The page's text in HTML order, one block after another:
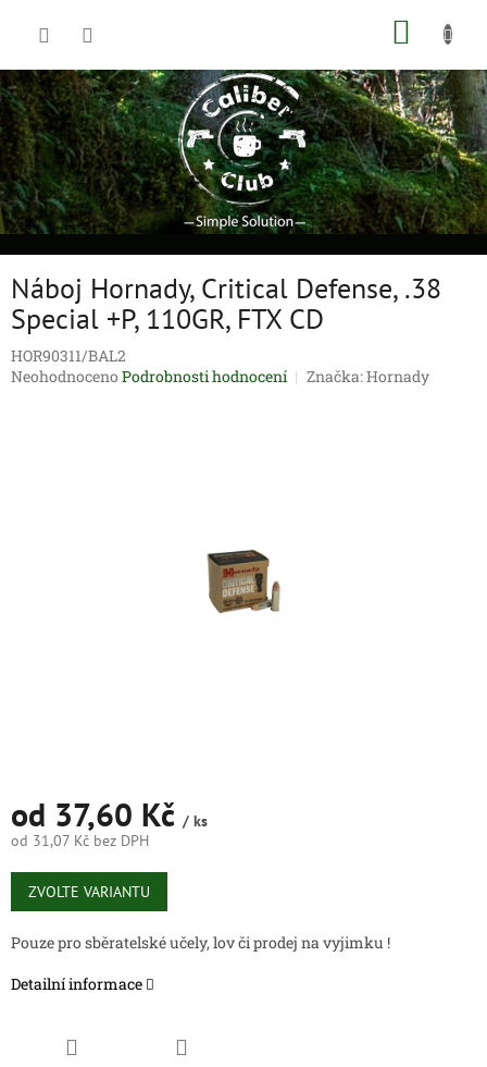
Náboj Hornady, Critical Defense, .38
Special +P, 110GR, FTX CD
HOR90311/BAL2
Průměrné
Neohodnoceno Podrobnosti hodnocení Značka:Hornady
od 37,60 Kč / ks
od 31,07 Kč bez DPH
Měrná
cena:
ZVOLTE VARIANTU
Pouze pro sběratelské učely, lov či prodej na vyjimku !
Detailní informace